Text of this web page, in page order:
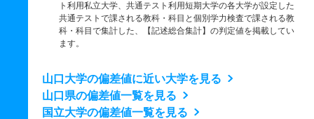
ト利用私立大学、共通テスト利用短期大学の各大学が設定した
共通テストで課される教科・科目と個別学力検査で課される教
科・科目で集計した、【記述総合集計】の判定値を掲載してい
ます。
山口大学の偏差値に近い大学を見る
山口県の偏差値一覧を見る
国立大学の偏差値一覧を見る